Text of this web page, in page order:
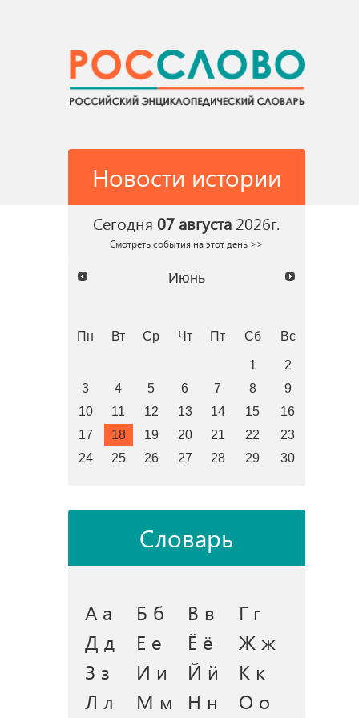
Новости истории
Сегодня 07 августа 2026г.
Смотреть события на этот день >>
Июнь
Пн Вт Ср Чт Пт Сб Вс
1
2
3
4 5 6 7 8
9
10
11 12 13 14 15
16
17
18 19 20 21 22
23
24
25 26 27 28 29 30
Словарь
А а Б б В в
Г г
Д д
Е е Ё ё
Ж ж
З з
И и Й й
К к
Л л
М м Н н О о